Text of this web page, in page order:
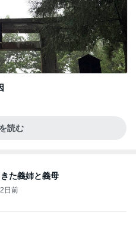
読む
た義姉と義母
2日前